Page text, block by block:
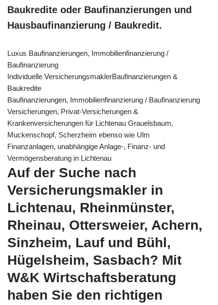
Baukredite oder Baufinanzierungen und
Hausbaufinanzierung / Baukredit.
Luxus Baufinanzierungen, Immobilienfinanzierung /
Baufinanzierung
Individuelle VersicherungsmaklerBaufinanzierungen &
Baukredite
Baufinanzierungen, Immobilienfinanzierung / Baufinanzierung
Versicherungen, Privat-Versicherungen &
Krankenversicherungen für Lichtenau Grauelsbaum,
Muckenschopf, Scherzheim ebenso wie Ulm
Finanzanlagen, unabhängige Anlage-, Finanz- und
Vermögensberatung in Lichtenau
Auf der Suche nach
Versicherungsmakler in
Lichtenau, Rheinmünster,
Rheinau, Ottersweier, Achern,
Sinzheim, Lauf und Bühl,
Hügelsheim, Sasbach? Mit
W&K Wirtschaftsberatung
haben Sie den richtigen